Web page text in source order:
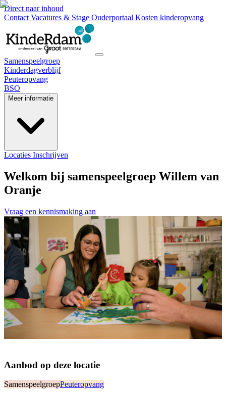
Direct naar inhoud
Contact Vacatures & Stage Ouderportaal Kosten kinderopvang
Samenspeelgroep
Kinderdagverblijf
Peuteropvang
BSO
Meer informatie
Locaties Inschrijven
Welkom bij samenspeelgroep Willem van
Oranje
Vraag een kennismaking aan
Aanbod op deze locatie
SamenspeelgroepPeuteropvang